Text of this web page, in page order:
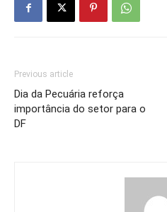
Previous article
Dia da Pecuária reforça
importância do setor para o
DF